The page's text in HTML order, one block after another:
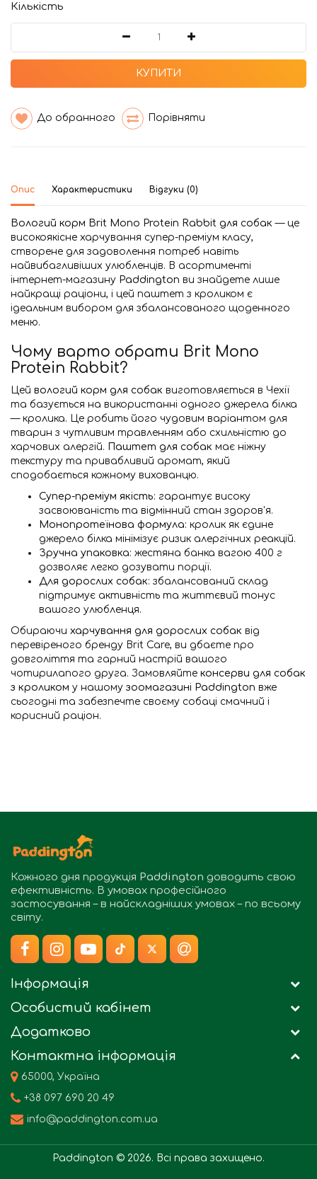
Кількість
КУПИТИ
До обранного Порівняти
Опис Характеристики Відгуки (0)
Вологий корм Brit Mono Protein Rabbit для собак — це
високоякісне харчування супер-преміум класу,
створене для задоволення потреб навіть
найвибагливіших улюбленців. В асортименті
інтернет-магазину Paddington ви знайдете лише
найкращі раціони, і цей паштет з кроликом є
ідеальним вибором для збалансованого щоденного
меню.
Чому варто обрати Brit Mono
Protein Rabbit?
Цей вологий корм для собак виготовляється в Чехії
та базується на використанні одного джерела білка
— кролика. Це робить його чудовим варіантом для
тварин з чутливим травленням або схильністю до
харчових алергій. Паштет для собак має ніжну
текстуру та привабливий аромат, який
сподобається кожному вихованцю.
Супер-преміум якість: гарантує високу
засвоюваність та відмінний стан здоров'я.
Монопротеїнова формула: кролик як єдине
джерело білка мінімізує ризик алергічних реакцій.
Зручна упаковка: жестяна банка вагою 400 г
дозволяє легко дозувати порції.
Для дорослих собак: збалансований склад
підтримує активність та життєвий тонус
вашого улюбленця.
Обираючи харчування для дорослих собак від
перевіреного бренду Brit Care, ви дбаєте про
довголіття та гарний настрій вашого
чотирилапого друга. Замовляйте консерви для собак
з кроликом у нашому зоомагазині Paddington вже
сьогодні та забезпечте своєму собаці смачний і
корисний раціон.
Кожного дня продукція Paddington доводить свою
ефективність. В умовах професійного
застосування – в найскладніших умовах – по всьому
світу.
Інформація
Особистий кабінет
Додатково
Контактна інформація
65000, Україна
+38 097 690 20 49
info@paddington.com.ua
Paddington © 2026. Всі права захищено.